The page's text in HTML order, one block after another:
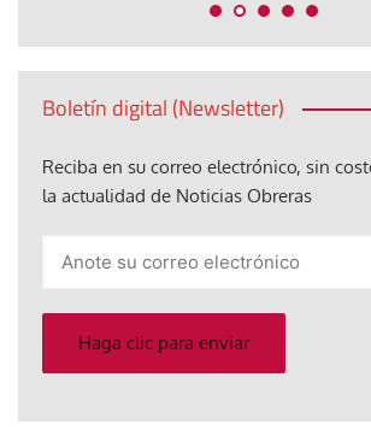
Boletín digital (Newsletter)
Reciba en su correo electrónico, sin
la actualidad de Noticias Obreras
electrónico
Haga clic para enviar